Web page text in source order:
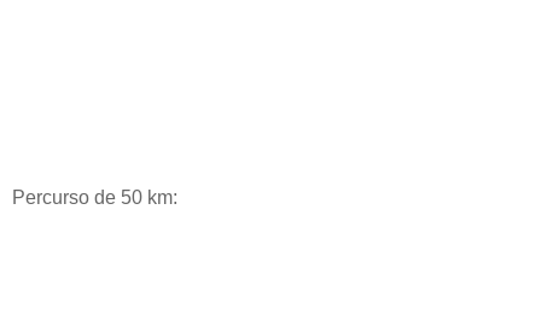
Percurso de 50 km: